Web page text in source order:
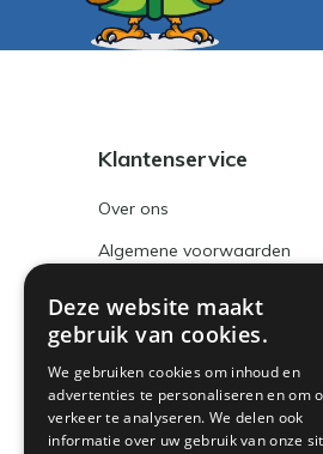
Klantenservice
Over ons
Algemene voorwaarden
Privacy Policy
Betaalmethoden en BTW
Verzenden & retourneren
Deze website maakt
gebruik van cookies.
We gebruiken cookies om inhoud en
advertenties te personaliseren en om
verkeer te analyseren. We delen ook
informatie over uw gebruik van onze